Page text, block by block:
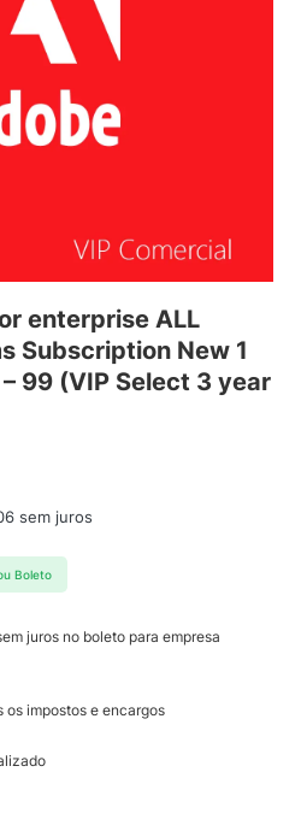
enterprise ALL
Subscription New 1
99 (VIP Select 3 year
sem juros
Boleto
juros no boleto para empresa
impostos e encargos